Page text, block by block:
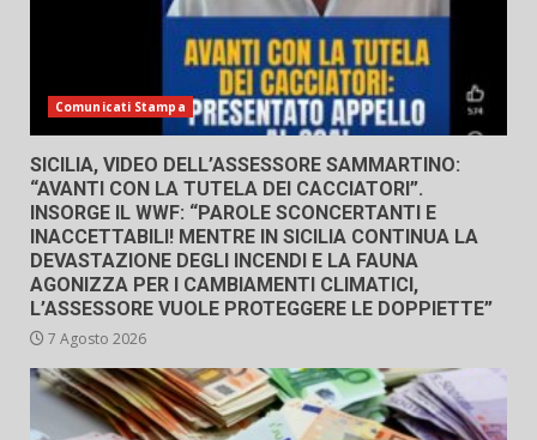
Comunicati Stampa
SICILIA, VIDEO DELL’ASSESSORE SAMMARTINO:
“AVANTI CON LA TUTELA DEI CACCIATORI”.
INSORGE IL WWF: “PAROLE SCONCERTANTI E
INACCETTABILI! MENTRE IN SICILIA CONTINUA LA
DEVASTAZIONE DEGLI INCENDI E LA FAUNA
AGONIZZA PER I CAMBIAMENTI CLIMATICI,
L’ASSESSORE VUOLE PROTEGGERE LE DOPPIETTE”
7 Agosto 2026